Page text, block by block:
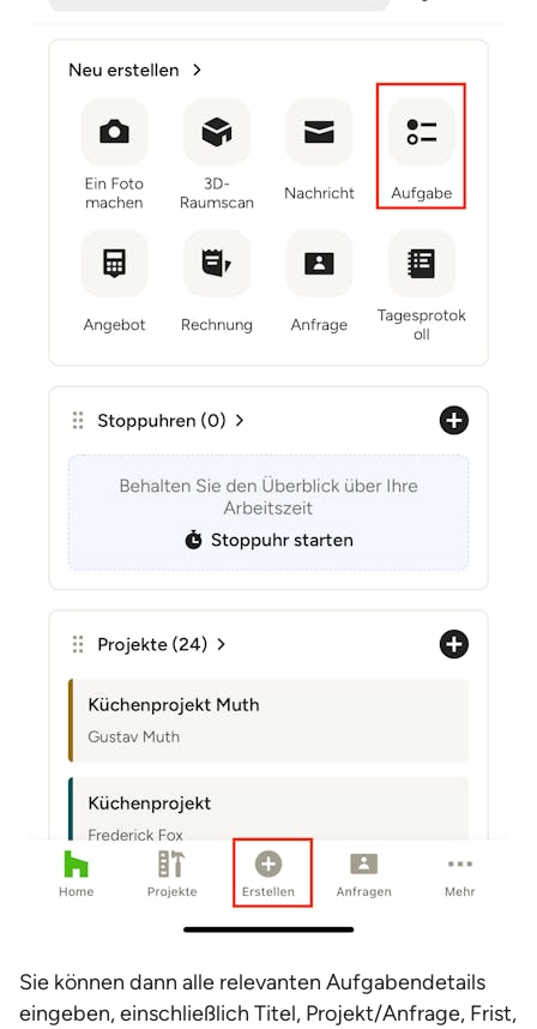
Sie können dann alle relevanten Aufgabendetails
eingeben, einschließlich Titel, Projekt/Anfrage, Frist,